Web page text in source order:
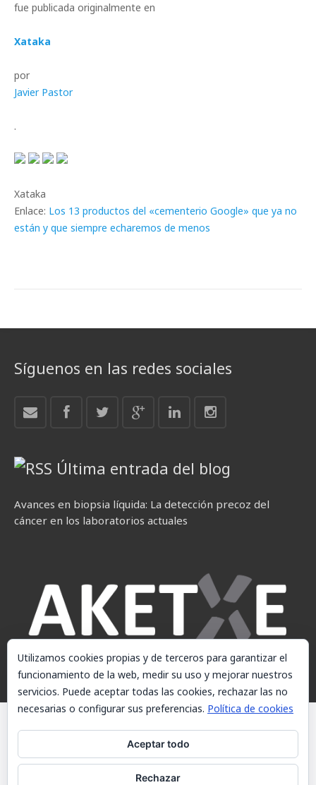
fue publicada originalmente en
Xataka
por
Javier Pastor
.
Xataka
Enlace: Los 13 productos del «cementerio Google» que ya no
están y que siempre echaremos de menos
Síguenos en las redes sociales
Última entrada del blog
Avances en biopsia líquida: La detección precoz del
cáncer en los laboratorios actuales
© AKETXE Consulting, S.L. - Este sitio web utiliza cookies, consulte
nuestra Política de cookies.
Utilizamos cookies propias y de terceros para garantizar el
funcionamiento de la web, medir su uso y mejorar nuestros
servicios. Puede aceptar todas las cookies, rechazar las no
necesarias o configurar sus preferencias. Política de cookies
Aceptar todo
Rechazar